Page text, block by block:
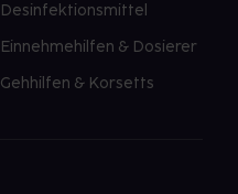
Desinfektionsmittel
Einnehmehilfen & Dosierer
Gehhilfen & Korsetts